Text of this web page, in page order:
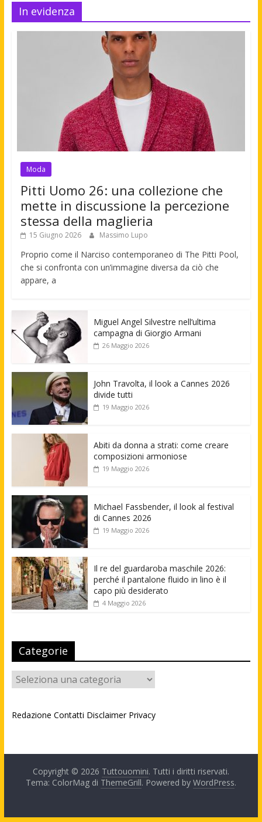
In evidenza
Moda
Pitti Uomo 26: una collezione che
mette in discussione la percezione
stessa della maglieria
15 Giugno 2026 Massimo Lupo
Proprio come il Narciso contemporaneo di The Pitti Pool,
che si confronta con un’immagine diversa da ciò che
appare, a
Miguel Angel Silvestre nell’ultima
campagna di Giorgio Armani
26 Maggio 2026
John Travolta, il look a Cannes 2026
divide tutti
19 Maggio 2026
Abiti da donna a strati: come creare
composizioni armoniose
19 Maggio 2026
Michael Fassbender, il look al festival
di Cannes 2026
19 Maggio 2026
Il re del guardaroba maschile 2026:
perché il pantalone fluido in lino è il
capo più desiderato
4 Maggio 2026
Categorie
Categorie
Redazione Contatti Disclaimer Privacy
Copyright © 2026 Tuttouomini. Tutti i diritti riservati.
Tema: ColorMag di ThemeGrill. Powered by WordPress.